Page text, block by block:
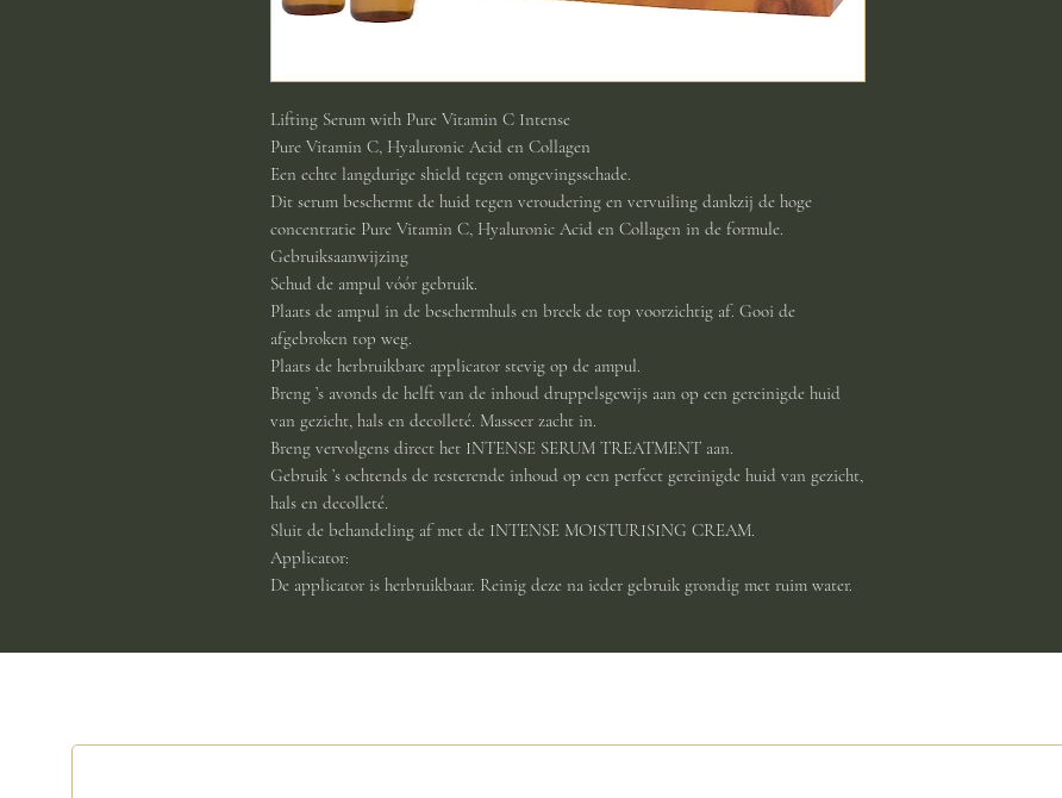
Lifting Serum with Pure Vitamin C Intense
Pure Vitamin C, Hyaluronic Acid en Collagen
Een echte langdurige shield tegen omgevingsschade.
Dit serum beschermt de huid tegen veroudering en vervuiling dankzij de hoge
concentratie Pure Vitamin C, Hyaluronic Acid en Collagen in de formule.
Gebruiksaanwijzing
Schud de ampul vóór gebruik.
Plaats de ampul in de beschermhuls en breek de top voorzichtig af. Gooi de
afgebroken top weg.
Plaats de herbruikbare applicator stevig op de ampul.
Breng ’s avonds de helft van de inhoud druppelsgewijs aan op een gereinigde huid
van gezicht, hals en decolleté. Masseer zacht in.
Breng vervolgens direct het INTENSE SERUM TREATMENT aan.
Gebruik ’s ochtends de resterende inhoud op een perfect gereinigde huid van gezicht,
hals en decolleté.
Sluit de behandeling af met de INTENSE MOISTURISING CREAM.
Applicator:
De applicator is herbruikbaar. Reinig deze na ieder gebruik grondig met ruim water.